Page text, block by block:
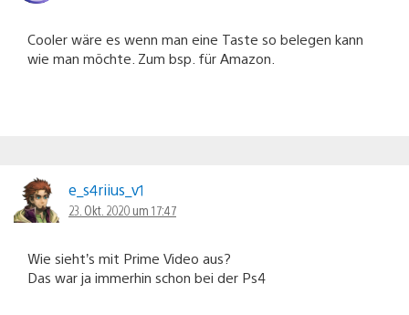
Cooler wäre es wenn man eine Taste so belegen kann
wie man möchte. Zum bsp. für Amazon.
e_s4riius_v1
23. Okt. 2020 um 17:47
Wie sieht’s mit Prime Video aus?
Das war ja immerhin schon bei der Ps4